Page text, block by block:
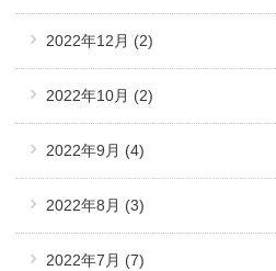
2022年12月 (2)
2022年10月 (2)
2022年9月 (4)
2022年8月 (3)
2022年7月 (7)